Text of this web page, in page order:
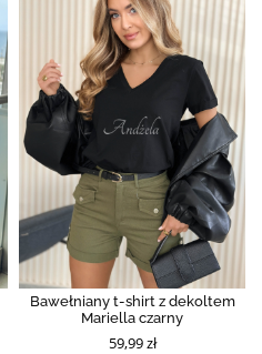
Bawełniany t-shirt z dekoltem
Mariella czarny
59,99 zł